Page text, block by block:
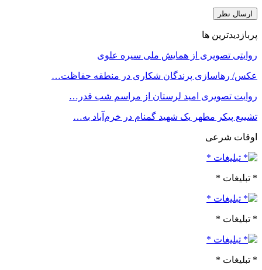
پربازدیدترین ها
روایتی تصویری از همایش ملی سیره علوی
عکس/ رهاسازی پرندگان شکاری در منطقه حفاظت…
روایت تصویری امید لرستان از مراسم شب قدر…
تشییع پیکر مطهر یک شهید گمنام در خرم‌آباد به…
اوقات شرعی
* تبلیغات *
* تبلیغات *
* تبلیغات *